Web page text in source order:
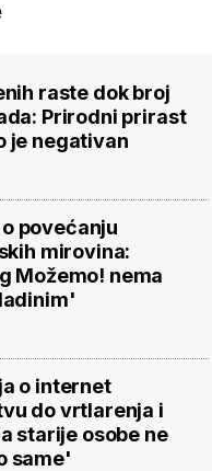
raste dok broj
Prirodni prirast
je negativan
povećanju
mirovina:
Možemo! nema
o internet
do vrtlarenja i
starije osobe ne
same'